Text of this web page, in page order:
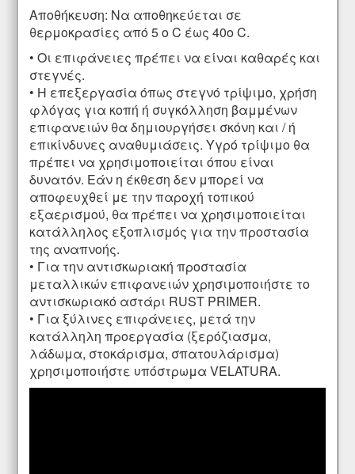
Αποθήκευση: Να αποθηκεύεται σε
θερμοκρασίες από 5 ο C έως 40ο C.
• Οι επιφάνειες πρέπει να είναι καθαρές και
στεγνές.
• Η επεξεργασία όπως στεγνό τρίψιμο, χρήση
φλόγας για κοπή ή συγκόλληση βαμμένων
επιφανειών θα δημιουργήσει σκόνη και / ή
επικίνδυνες αναθυμιάσεις. Υγρό τρίψιμο θα
πρέπει να χρησιμοποιείται όπου είναι
δυνατόν. Εάν η έκθεση δεν μπορεί να
αποφευχθεί με την παροχή τοπικού
εξαερισμού, θα πρέπει να χρησιμοποιείται
κατάλληλος εξοπλισμός για την προστασία
της αναπνοής.
• Για την αντισκωριακή προστασία
μεταλλικών επιφανειών χρησιμοποιήστε το
αντισκωριακό αστάρι RUST PRIMER.
• Για ξύλινες επιφάνειες, μετά την
κατάλληλη προεργασία (ξερόζιασμα,
λάδωμα, στοκάρισμα, σπατουλάρισμα)
χρησιμοποιήστε υπόστρωμα VELATURA.